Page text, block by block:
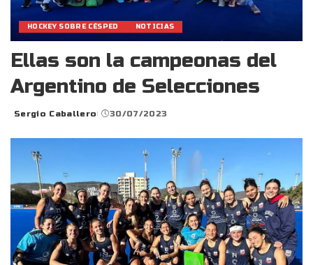
HOCKEY SOBRE CÉSPED NOTICIAS
Ellas son la campeonas del
Argentino de Selecciones
Posted
Sergio Caballero 30/07/2023